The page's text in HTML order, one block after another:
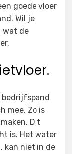
goede vloer
Wil je
wat de
mee. Zo is
Dit
is. Het water
kan niet in de